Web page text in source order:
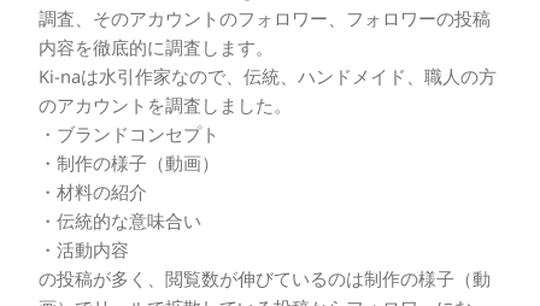
調査、そのアカウントのフォロワー、フォロワーの投稿
内容を徹底的に調査します。
Ki-naは水引作家なので、伝統、ハンドメイド、職人の方
のアカウントを調査しました。
・ブランドコンセプト
・制作の様子（動画）
・材料の紹介
・伝統的な意味合い
・活動内容
の投稿が多く、閲覧数が伸びているのは制作の様子（動